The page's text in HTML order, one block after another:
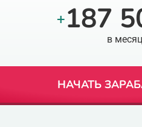
+187
в месяц
НАЧАТЬ